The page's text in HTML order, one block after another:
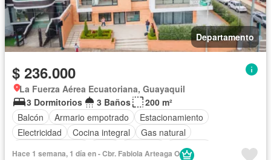
Departamento
$ 236.000
La Fuerza Aérea Ecuatoriana, Guayaquil
3 Dormitorios
3 Baños
200 m²
Balcón
Armario empotrado
Estacionamiento
Electricidad
Cocina integral
Gas natural
Ascensor
Hace 1 semana, 1 día en - Cbr. Fabiola Arteaga O